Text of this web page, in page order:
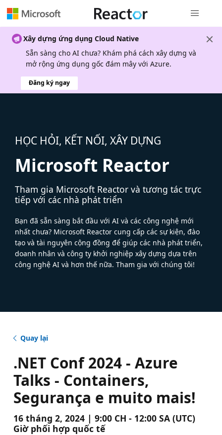
Xây dựng ứng dụng Cloud Native
Sẵn sàng cho AI chưa? Khám phá cách xây dựng và
mở rộng ứng dụng gốc đám mây với Azure.
Đăng ký ngay
HỌC HỎI, KẾT NỐI, XÂY DỰNG
Microsoft Reactor
Tham gia Microsoft Reactor và tương tác trực
tiếp với các nhà phát triển
Bạn đã sẵn sàng bắt đầu với AI và các công nghệ mới
nhất chưa? Microsoft Reactor cung cấp các sự kiện, đào
tạo và tài nguyên cộng đồng để giúp các nhà phát triển,
doanh nhân và công ty khởi nghiệp xây dựng dựa trên
công nghệ AI và hơn thế nữa. Tham gia với chúng tôi!
Quay lại
.NET Conf 2024 - Azure
Talks - Containers,
Segurança e muito mais!
16 tháng 2, 2024 | 9:00 CH - 12:00 SA (UTC)
Giờ phối hợp quốc tế